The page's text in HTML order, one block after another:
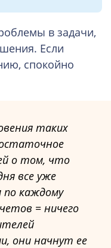
в задачи,
Если
спокойно
таких
о том, что
все уже
каждому
= ничего
они начнут ее